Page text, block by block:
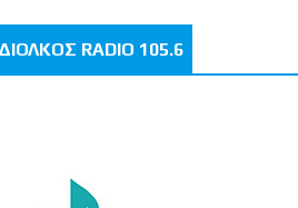
ΔΙΟΛΚΟΣ RADIO 105.6